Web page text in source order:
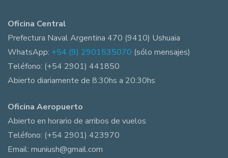
Oficina Central
Prefectura Naval Argentina 470 (9410) Ushuaia
WhatsApp: +54 (9) 2901535070 (sólo mensajes)
Teléfono: (+54 2901) 441850
Abierto diariamente de 8:30hs a 20:30hs
Oficina Aeropuerto
Abierto en horario de arribos de vuelos
Teléfono: (+54 2901) 423970
Email: muniush@gmail.com